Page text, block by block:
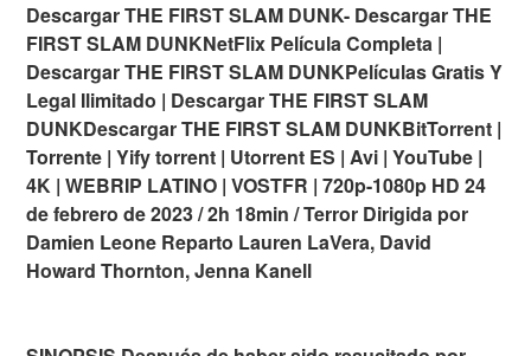
Descargar THE FIRST SLAM DUNK- Descargar THE
FIRST SLAM DUNKNetFlix Película Completa |
Descargar THE FIRST SLAM DUNKPelículas Gratis Y
Legal Ilimitado | Descargar THE FIRST SLAM
DUNKDescargar THE FIRST SLAM DUNKBitTorrent |
Torrente | Yify torrent | Utorrent ES | Avi | YouTube |
4K | WEBRIP LATINO | VOSTFR | 720p-1080p HD 24
de febrero de 2023 / 2h 18min / Terror Dirigida por
Damien Leone Reparto Lauren LaVera, David
Howard Thornton, Jenna Kanell